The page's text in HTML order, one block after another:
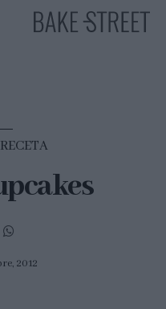
CON
RECETA
2012